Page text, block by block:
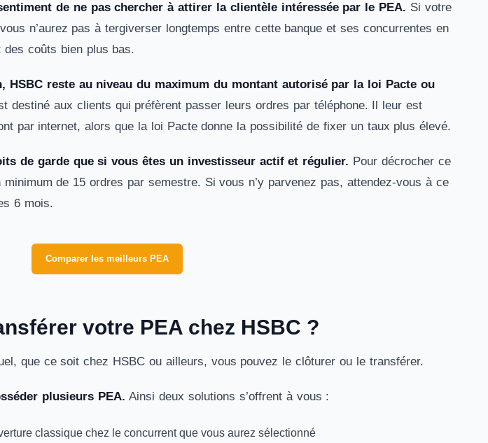
de ne pas chercher à attirer la clientèle intéressée par le PEA. Si votre
n’aurez pas à tergiverser longtemps entre cette banque et ses concurrentes en
des coûts bien plus bas.
HSBC reste au niveau du maximum du montant autorisé par la loi Pacte ou
destiné aux clients qui préfèrent passer leurs ordres par téléphone. Il leur est
par internet, alors que la loi Pacte donne la possibilité de fixer un taux plus élevé.
de garde que si vous êtes un investisseur actif et régulier. Pour décrocher ce
de 15 ordres par semestre. Si vous n’y parvenez pas, attendez-vous à ce
6 mois.
Comparer les meilleurs PEA
votre PEA chez HSBC ?
que ce soit chez HSBC ou ailleurs, vous pouvez le clôturer ou le transférer.
plusieurs PEA.Ainsi deux solutions s’offrent à vous :
classique chez le concurrent que vous aurez sélectionné